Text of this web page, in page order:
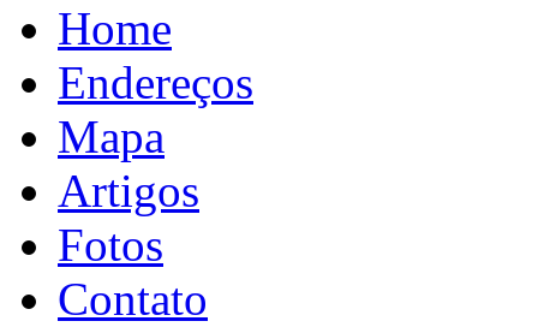
Home
Endereços
Mapa
Artigos
Fotos
Contato